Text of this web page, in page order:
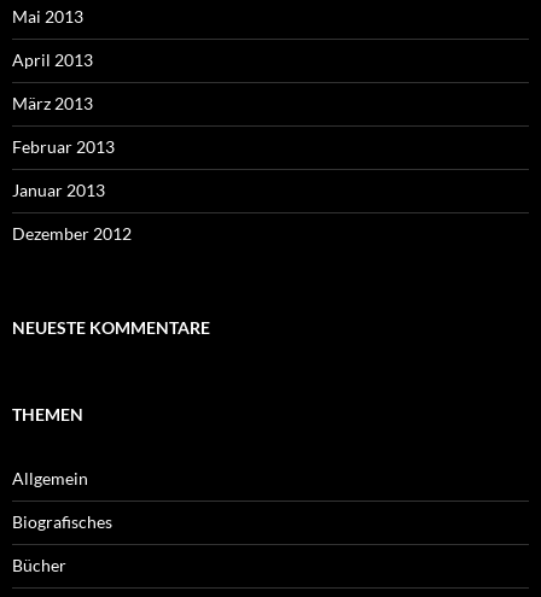
Mai 2013
April 2013
März 2013
Februar 2013
Januar 2013
Dezember 2012
NEUESTE KOMMENTARE
THEMEN
Allgemein
Biografisches
Bücher